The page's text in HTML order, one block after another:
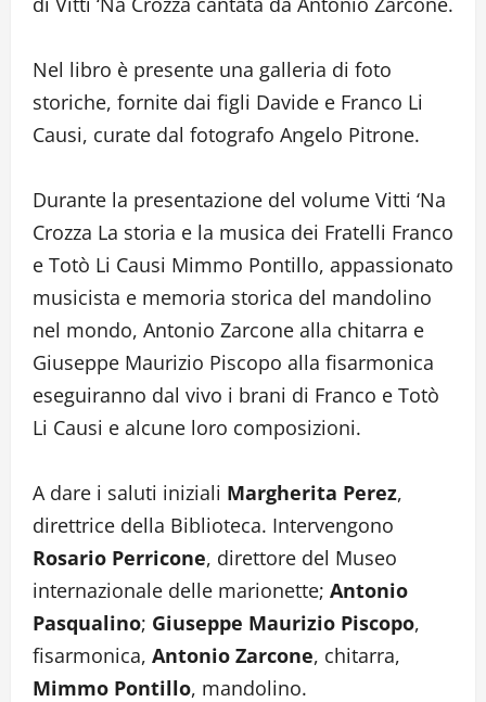
Nel libro è presente una galleria di foto
storiche, fornite dai figli Davide e Franco Li
Causi, curate dal fotografo Angelo Pitrone.
Durante la presentazione del volume Vitti ‘Na
Crozza La storia e la musica dei Fratelli Franco
e Totò Li Causi Mimmo Pontillo, appassionato
musicista e memoria storica del mandolino
nel mondo, Antonio Zarcone alla chitarra e
Giuseppe Maurizio Piscopo alla fisarmonica
eseguiranno dal vivo i brani di Franco e Totò
Li Causi e alcune loro composizioni.
A dare i saluti iniziali Margherita Perez,
direttrice della Biblioteca. Intervengono
Rosario Perricone, direttore del Museo
internazionale delle marionette; Antonio
Pasqualino; Giuseppe Maurizio Piscopo,
fisarmonica, Antonio Zarcone, chitarra,
Mimmo Pontillo, mandolino.